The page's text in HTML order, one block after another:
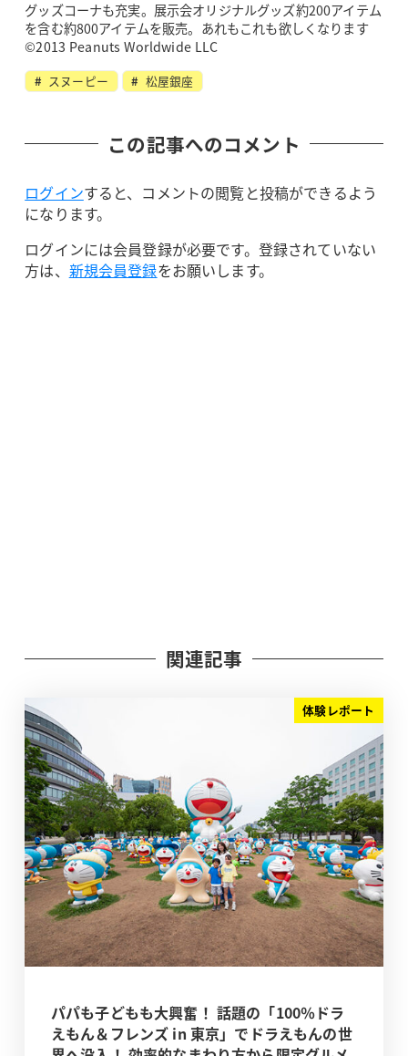
グッズコーナも充実。展示会オリジナルグッズ約200アイテム
を含む約800アイテムを販売。あれもこれも欲しくなります
©2013 Peanuts Worldwide LLC
スヌーピー 松屋銀座
この記事へのコメント
ログインすると、コメントの閲覧と投稿ができるよう
になります。
ログインには会員登録が必要です。登録されていない
方は、 新規会員登録をお願いします。
関連記事
体験レポート
パパも子どもも大興奮！ 話題の「100％ドラ
えもん＆フレンズ in 東京」でドラえもんの世